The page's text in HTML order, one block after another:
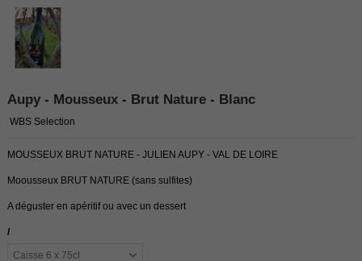
Aupy - Mousseux - Brut Nature - Blanc
WBS Selection
MOUSSEUX BRUT NATURE - JULIEN AUPY - VAL DE LOIRE
Moousseux BRUT NATURE (sans sulfites)
A déguster en apéritif ou avec un dessert
/